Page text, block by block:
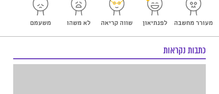
כתבות נקראות